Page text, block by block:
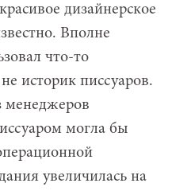
дизайнерское
Вполне
что-то
историк писсуаров.
менеджеров
могла бы
увеличилась на